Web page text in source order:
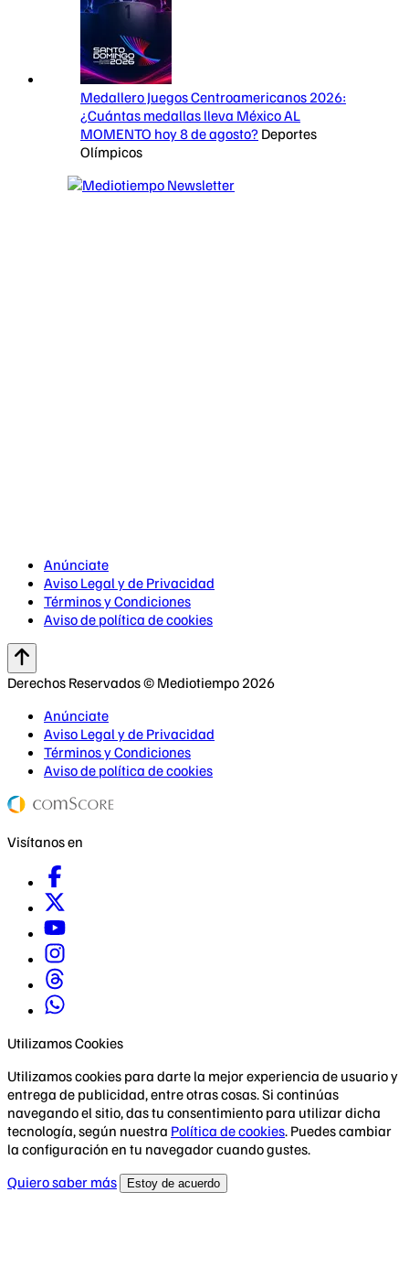
Medallero Juegos Centroamericanos 2026:
¿Cuántas medallas lleva México AL
MOMENTO hoy 8 de agosto? Deportes
Olímpicos
Anúnciate
Aviso Legal y de Privacidad
Términos y Condiciones
Aviso de política de cookies
Derechos Reservados © Mediotiempo 2026
Anúnciate
Aviso Legal y de Privacidad
Términos y Condiciones
Aviso de política de cookies
Visítanos en
Utilizamos Cookies
Utilizamos cookies para darte la mejor experiencia de usuario y
entrega de publicidad, entre otras cosas. Si continúas
navegando el sitio, das tu consentimiento para utilizar dicha
tecnología, según nuestra Política de cookies. Puedes cambiar
la configuración en tu navegador cuando gustes.
Quiero saber más
Estoy de acuerdo